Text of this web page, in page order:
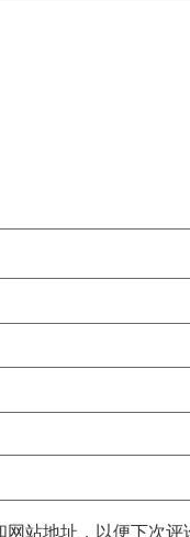
站地址，以便下次评